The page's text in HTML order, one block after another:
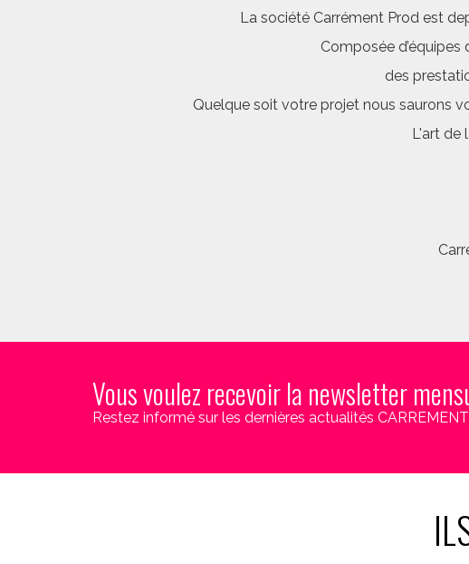
La société Carrément Prod est
Composée
des
Quelque soit votre projet nous saurons
L'art de
Vous voulez recevoir la newsletter
Restez informé sur les dernières actualités